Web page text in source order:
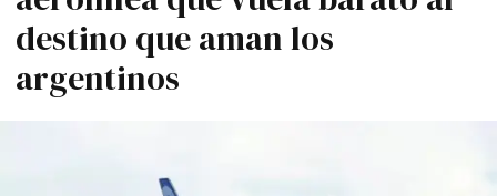
destino que aman los
argentinos